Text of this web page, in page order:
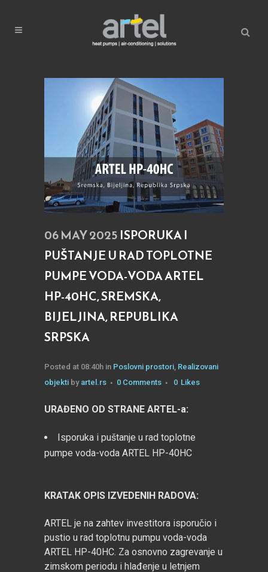
06 MAY 2025 ISPORUKA I
PUŠTANJE U RAD TOPLOTNE
PUMPE VODA-VODA ARTEL
HP-40HC, SREMSKA,
BIJELJINA, REPUBLIKA
SRPSKA
Posted at 08:40h in Poslovni prostori, Realizovani
objekti by artel.rs 0 Comments 0 Likes
URAĐENO OD STRANE ARTEL-a:
Isporuka i puštanje u rad toplotne
pumpe voda-voda ARTEL HP-40HC
KRATAK OPIS IZVEDENIH RADOVA:
ARTEL je na zahtev investitora isporučio i
pustio u rad toplotnu pumpu voda-voda
ARTEL HP-40HC. Za osnovno zagrevanje u
zimskom periodu i hlađenje u letnjem